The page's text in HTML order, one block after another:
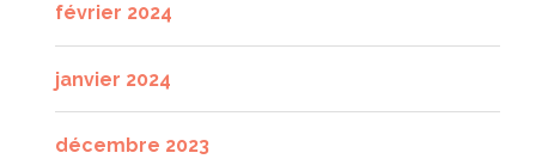
février 2024
janvier 2024
décembre 2023